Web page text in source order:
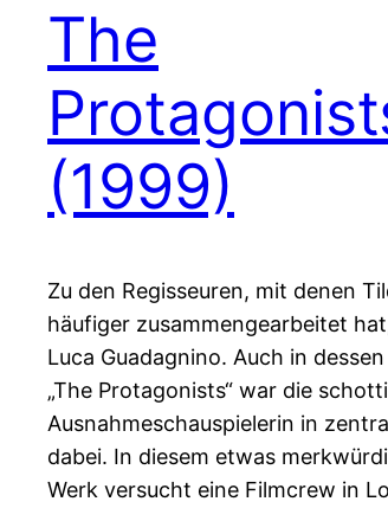
The
(1999)
Zu den Regisseuren, mit denen
häufiger zusammengearbeitet
Luca Guadagnino. Auch in
„The Protagonists“ war die
Ausnahmeschauspielerin in
dabei. In diesem etwas
Werk versucht eine Filmcrew in